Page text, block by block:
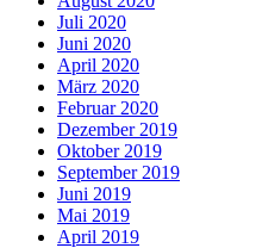
Juli 2020
Juni 2020
April 2020
März 2020
Februar 2020
Dezember 2019
Oktober 2019
September 2019
Juni 2019
Mai 2019
April 2019